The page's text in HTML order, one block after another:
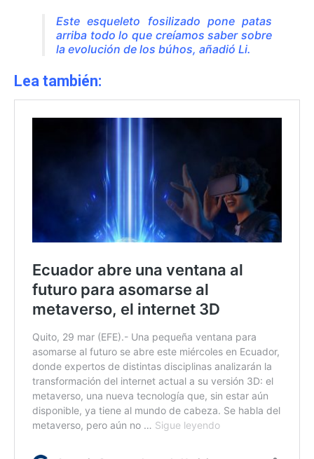
Este esqueleto fosilizado pone patas
arriba todo lo que creíamos saber sobre
la evolución de los búhos, añadió Li.
Lea también: